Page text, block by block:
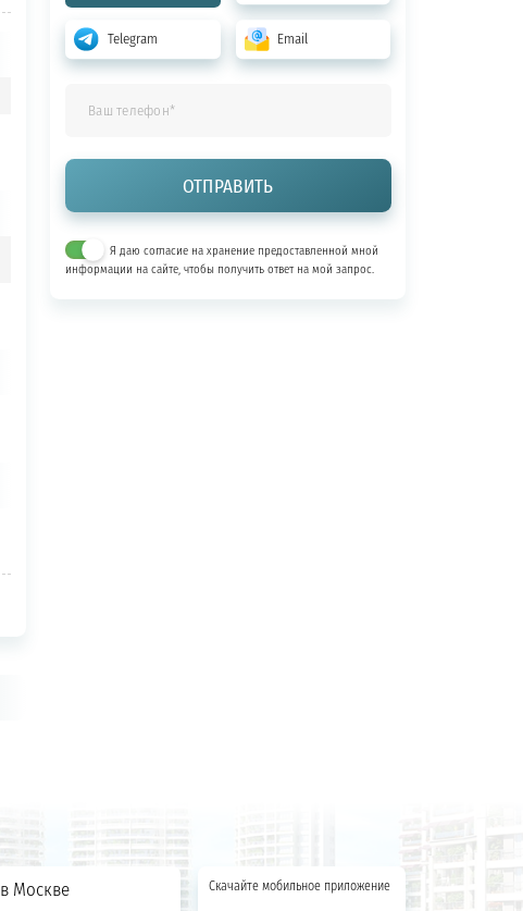
Telegram Email
Я даю согласие на хранение предоставленной мной
информации на сайте, чтобы получить ответ на мой запрос.
Москве Скачайте мобильное приложение